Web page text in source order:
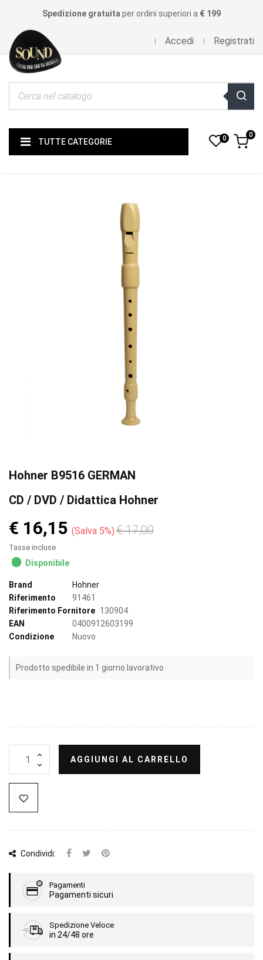
Spedizione gratuita per ordini superiori a € 199
Accedi Registrati
TUTTE CATEGORIE 0 0
Hohner B9516 GERMAN
CD / DVD / Didattica Hohner
€ 16,15 Salva 5% € 17,00
Tasse incluse
Disponibile
Brand
Hohner
Riferimento
91461
Riferimento Fornitore 130904
EAN
0400912603199
Condizione
Nuovo
Prodotto spedibile in 1 giorno lavorativo
AGGIUNGI AL CARRELLO
Condividi:
Pagamenti
Pagamenti sicuri
Spedizione Veloce
in 24/48 ore